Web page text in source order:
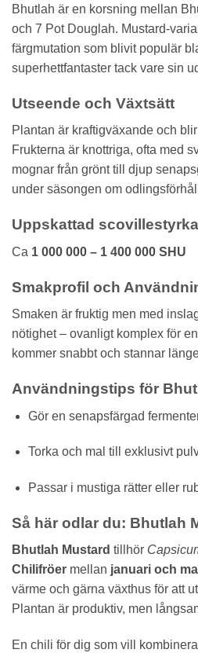
Bhutlah är en korsning mellan
och 7 Pot Douglah. Mustard-
färgmutation som blivit populär
superhettfantaster tack vare sin
Utseende och Växtsätt
Plantan är kraftigväxande och
Frukterna är knottriga, ofta med
mognar från grönt till djup
under säsongen om
Uppskattad scovillestyrka
Ca 1 000 000 – 1 400 000 SHU
Smakprofil och
Smaken är fruktig men med
nötighet – ovanligt komplex för
kommer snabbt och stannar
Användningstips för
Gör en senapsfärgad
Torka och mal till exklusivt
Passar i mustiga rätter eller
Så här odlar du: Bhutlah
Bhutlah Mustard tillhör
Chilifröer mellan januari och
värme och gärna växthus för att
Plantan är produktiv, men
En chili för dig som vill